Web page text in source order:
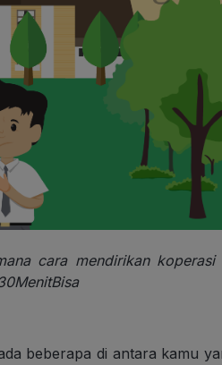
cara mendirikan koperasi
beberapa di antara kamu